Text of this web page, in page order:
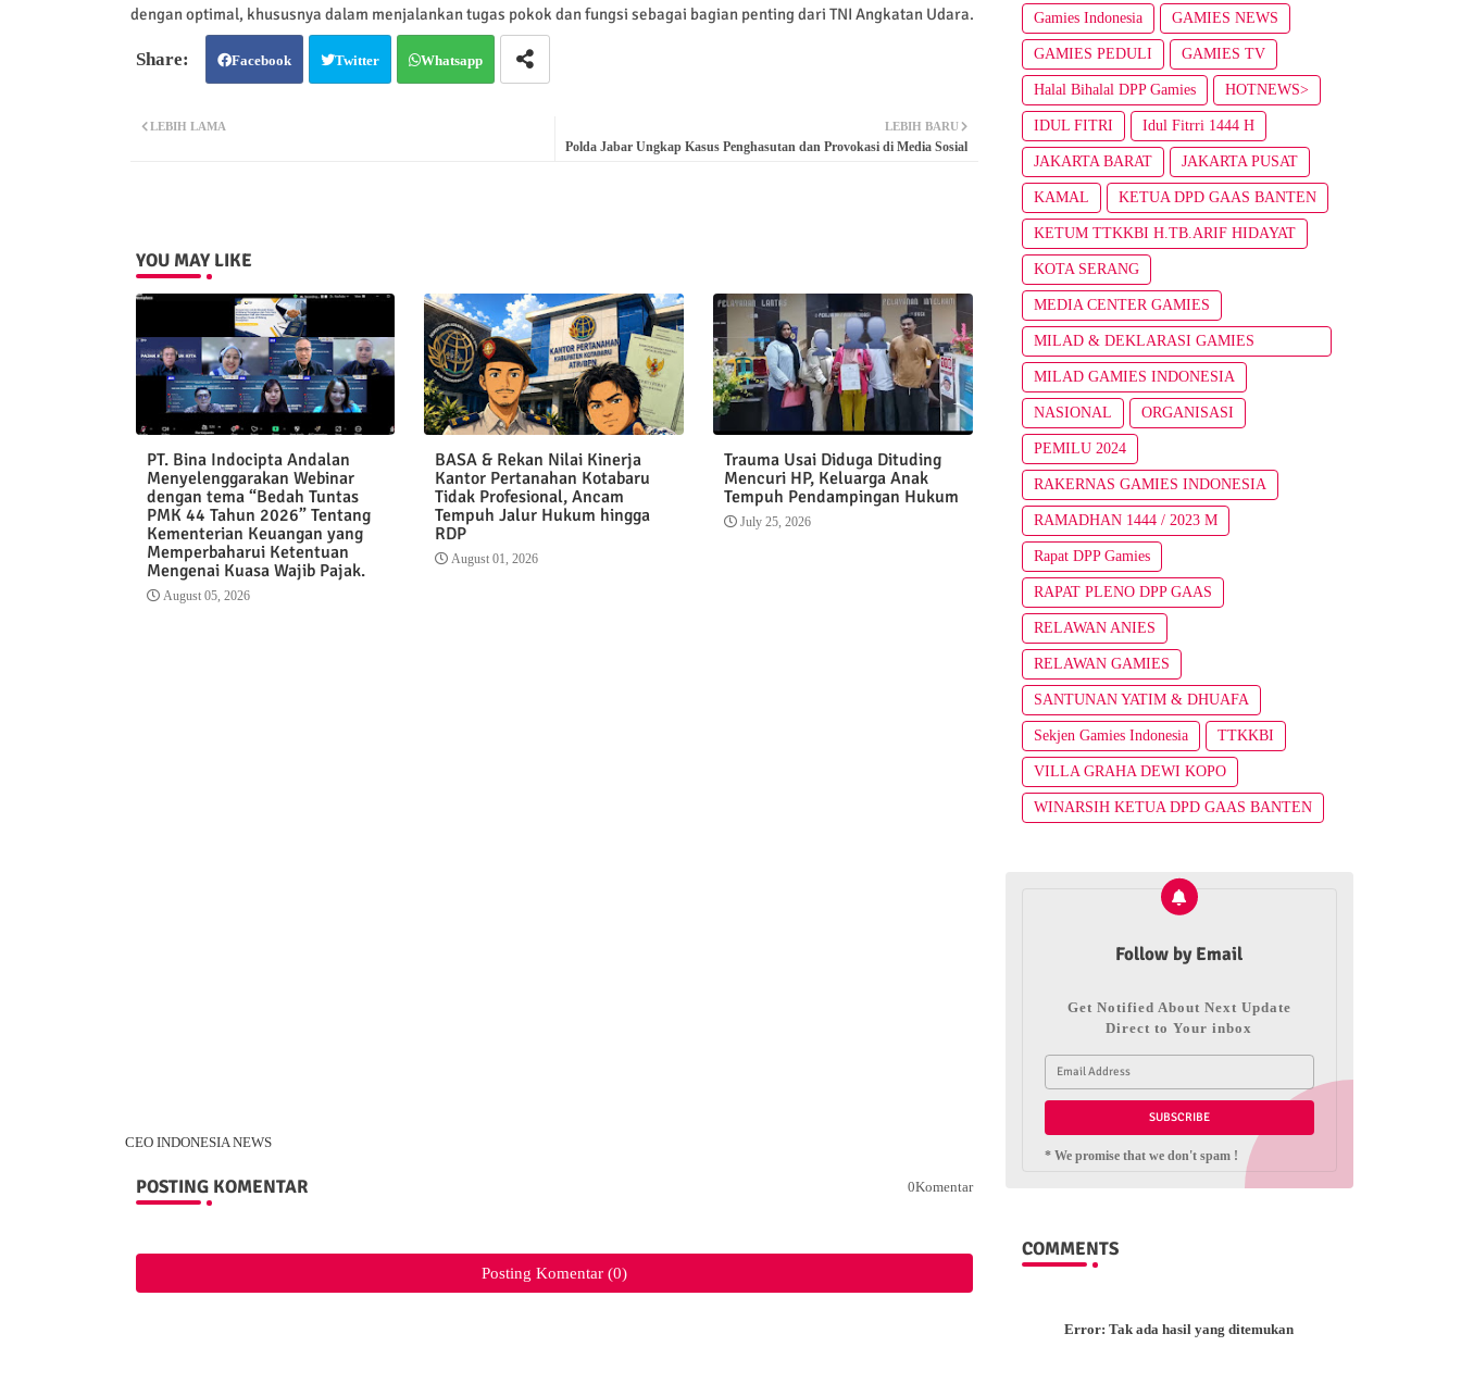
dengan optimal, khususnya dalam menjalankan tugas pokok dan fungsi sebagai bagian penting dari TNI Angkatan Udara.
Facebook Twitter Whatsapp
LEBIH BARU
Polda Jabar Ungkap Kasus Penghasutan dan Provokasi di Media Sosial
LEBIH LAMA
YOU MAY LIKE
PT. Bina Indocipta Andalan
Menyelenggarakan Webinar
dengan tema “Bedah Tuntas
PMK 44 Tahun 2026” Tentang
Kementerian Keuangan yang
Memperbaharui Ketentuan
Mengenai Kuasa Wajib Pajak.
August 05, 2026
BASA & Rekan Nilai Kinerja
Kantor Pertanahan Kotabaru
Tidak Profesional, Ancam
Tempuh Jalur Hukum hingga
RDP
August 01, 2026
Trauma Usai Diduga Dituding
Mencuri HP, Keluarga Anak
Tempuh Pendampingan Hukum
July 25, 2026
CEO INDONESIA NEWS
POSTING KOMENTAR 0Komentar
Posting Komentar (0)
Gamies Indonesia GAMIES NEWS
GAMIES PEDULI GAMIES TV
Halal Bihalal DPP Gamies HOTNEWS>
IDUL FITRI Idul Fitrri 1444 H
JAKARTA BARAT JAKARTA PUSAT
KAMAL KETUA DPD GAAS BANTEN
KETUM TTKKBI H.TB.ARIF HIDAYAT
KOTA SERANG
MEDIA CENTER GAMIES
MILAD & DEKLARASI GAMIES
INDONESIA
MILAD GAMIES INDONESIA
NASIONAL ORGANISASI
PEMILU 2024
RAKERNAS GAMIES INDONESIA
RAMADHAN 1444 / 2023 M
Rapat DPP Gamies
RAPAT PLENO DPP GAAS
RELAWAN ANIES
RELAWAN GAMIES
SANTUNAN YATIM & DHUAFA
Sekjen Gamies Indonesia TTKKBI
VILLA GRAHA DEWI KOPO
WINARSIH KETUA DPD GAAS BANTEN
Follow by Email
Get Notified About Next Update
Direct to Your inbox
* We promise that we don't spam !
COMMENTS
Error: Tak ada hasil yang ditemukan